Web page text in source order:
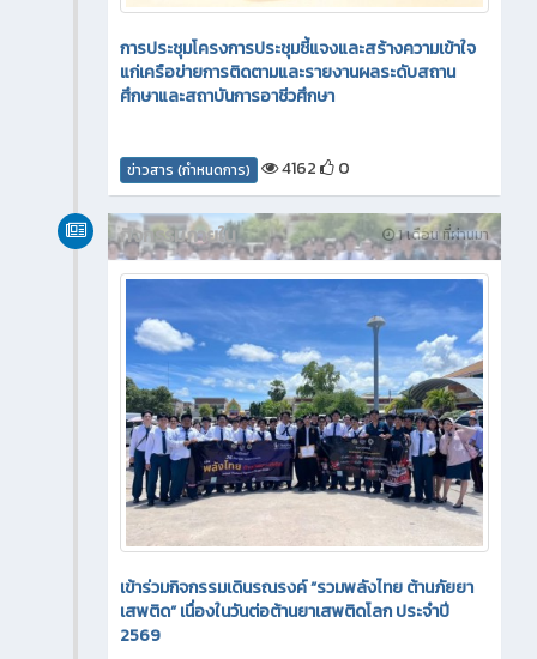
การประชุมโครงการประชุมชี้แจงและสร้างความเข้าใจ
แก่เครือข่ายการติดตามและรายงานผลระดับสถาน
ศึกษาและสถาบันการอาชีวศึกษา
ข่าวสาร (กำหนดการ) 4162 0
1 เดือน ที่ผ่านมา
กิจกรรมภายใน
เข้าร่วมกิจกรรมเดินรณรงค์ “รวมพลังไทย ต้านภัยยา
เสพติด” เนื่องในวันต่อต้านยาเสพติดโลก ประจำปี
2569